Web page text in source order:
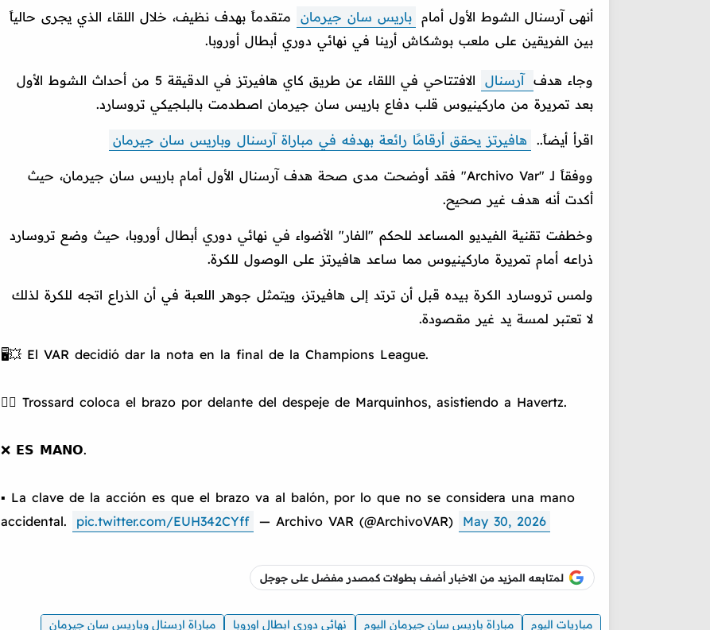
أنهى آرسنال الشوط الأول أمام باريس سان جيرمان
متقدماً بهدف نظيف، خلال اللقاء الذي يجرى حالياً
بين الفريقين على ملعب بوشكاش أرينا في نهائي دوري أبطال أوروبا.
وجاء هدف آرسنال
الافتتاحي في اللقاء عن طريق كاي هافيرتز في الدقيقة 5 من أحداث الشوط الأول
بعد تمريرة من ماركينيوس قلب دفاع باريس سان جيرمان اصطدمت بالبلجيكي تروسارد.
اقرأ أيضاً.. هافيرتز يحقق أرقامًا رائعة بهدفه في مباراة آرسنال وباريس سان جيرمان
ووفقاً لـ "Archivo Var" فقد أوضحت مدى صحة هدف آرسنال الأول أمام باريس سان جيرمان، حيث
أكدت أنه هدف غير صحيح.
وخطفت تقنية الفيديو المساعد للحكم "الفار" الأضواء في نهائي دوري أبطال أوروبا، حيث وضع تروسارد
ذراعه أمام تمريرة ماركينيوس مما ساعد هافيرتز على الوصول للكرة.
ولمس تروسارد الكرة بيده قبل أن ترتد إلى هافيرتز، ويتمثل جوهر اللعبة في أن الذراع اتجه للكرة لذلك
لا تعتبر لمسة يد غير مقصودة.
🖥️💥 El VAR decidió dar la nota en la final de la Champions League.
👉🏻 Trossard coloca el brazo por delante del despeje de Marquinhos, asistiendo a Havertz.
❌ 𝗘𝗦 𝗠𝗔𝗡𝗢.
▪️ La clave de la acción es que el brazo va al balón, por lo que no se considera una mano
accidental.
pic.twitter.com/EUH342CYff — Archivo VAR (@ArchivoVAR) May 30, 2026
لمتابعه المزيد من الاخبار أضف بطولات كمصدر مفضل على جوجل
مباريات اليوم مباراة باريس سان جيرمان اليوم نهائي دوري ابطال اوروبا
مباراة ارسنال وباريس سان جيرمان